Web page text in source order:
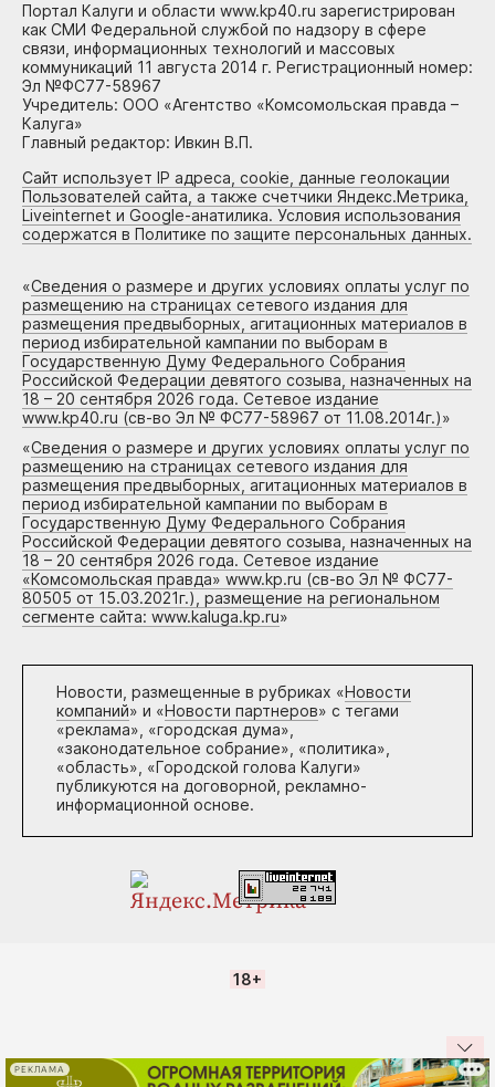
Портал Калуги и области www.kp40.ru зарегистрирован
как СМИ Федеральной службой по надзору в сфере
связи, информационных технологий и массовых
коммуникаций 11 августа 2014 г. Регистрационный номер:
Эл №ФС77-58967
Учредитель: ООО «Агентство «Комсомольская правда –
Калуга»
Главный редактор: Ивкин В.П.
Сайт использует IP адреса, cookie, данные геолокации
Пользователей сайта, а также счетчики Яндекс.Метрика,
Liveinternet и Google-анатилика. Условия использования
содержатся в Политике по защите персональных данных.
«Сведения о размере и других условиях оплаты услуг по
размещению на страницах сетевого издания для
размещения предвыборных, агитационных материалов в
период избирательной кампании по выборам в
Государственную Думу Федерального Собрания
Российской Федерации девятого созыва, назначенных на
18 – 20 сентября 2026 года. Сетевое издание
www.kp40.ru (св-во Эл № ФС77-58967 от 11.08.2014г.)»
«Сведения о размере и других условиях оплаты услуг по
размещению на страницах сетевого издания для
размещения предвыборных, агитационных материалов в
период избирательной кампании по выборам в
Государственную Думу Федерального Собрания
Российской Федерации девятого созыва, назначенных на
18 – 20 сентября 2026 года. Сетевое издание
«Комсомольская правда» www.kp.ru (св-во Эл № ФС77-
80505 от 15.03.2021г.), размещение на региональном
сегменте сайта: www.kaluga.kp.ru»
Новости, размещенные в рубриках «Новости
компаний» и «Новости партнеров» с тегами
«реклама», «городская дума»,
«законодательное собрание», «политика»,
«область», «Городской голова Калуги»
публикуются на договорной, рекламно-
информационной основе.
18+
РЕКЛАМА